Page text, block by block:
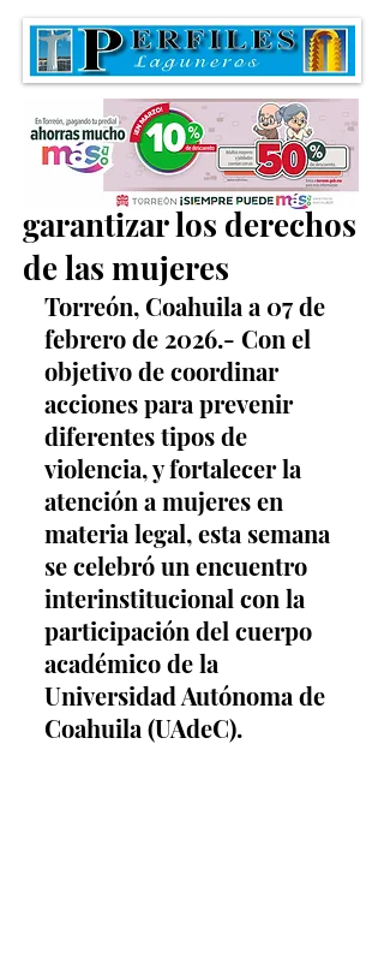
Suman esfuerzos para
garantizar los derechos
de las mujeres
Torreón, Coahuila a 07 de
febrero de 2026.- Con el
objetivo de coordinar
acciones para prevenir
diferentes tipos de
violencia, y fortalecer la
atención a mujeres en
materia legal, esta semana
se celebró un encuentro
interinstitucional con la
participación del cuerpo
académico de la
Universidad Autónoma de
Coahuila (UAdeC).